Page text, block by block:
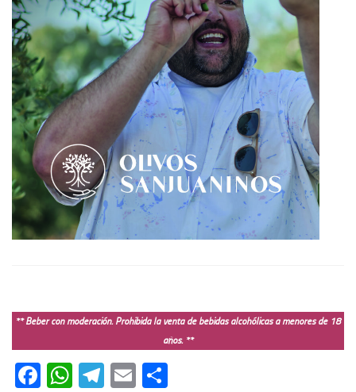
** Beber con moderación. Prohibida la venta de bebidas alcohólicas a menores de 18
años. **
Facebook
WhatsApp
Telegram
Email